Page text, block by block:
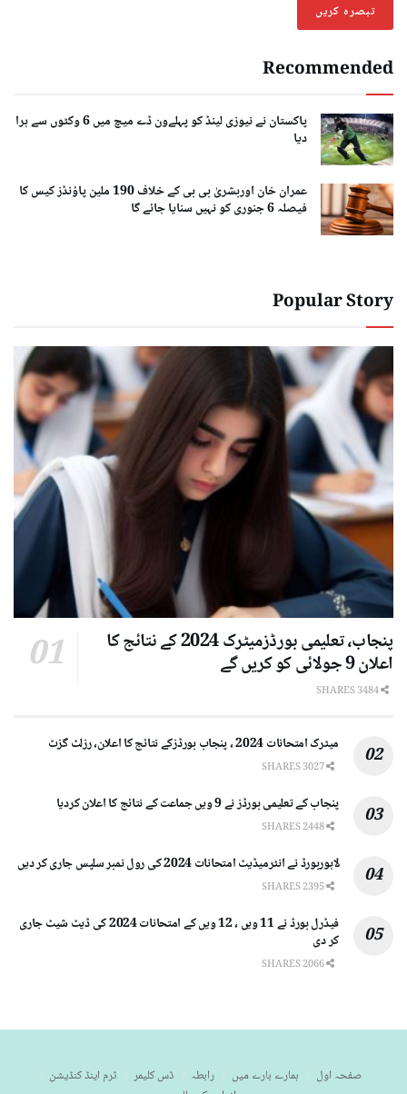
Recommended
پاکستان نے نیوزی لینڈ کو پہلےون ڈے میچ میں 6 وکٹوں سے ہرا
دیا
عمران خان اوربشریٰ بی بی کے خلاف 190 ملین پاؤنڈز کیس کا
فیصلہ 6 جنوری کو نہیں سنایا جائے گا
Popular Story
پنجاب، تعلیمی بورڈزمیٹرک 2024 کے نتائج کا
اعلان 9 جولائی کو کریں گے
میٹرک امتحانات 2024 ، پنجاب بورڈزکے نتائج کا اعلان، رزلٹ گزٹ
پنجاب کے تعلیمی بورڈز نے 9 ویں جماعت کے نتائج کا اعلان کردیا
لاہوربورڈ نے انٹرمیڈیٹ امتحانات 2024 کی رول نمبر سلپس جاری کر دیں
فیڈرل بورڈ نے 11 ویں ، 12 ویں کے امتحانات 2024 کی ڈیٹ شیٹ جاری
کر دی
صفحہ اول ہمارے بارے میں رابطہ ڈس کلیمر
ٹرم اینڈ کنڈیشن